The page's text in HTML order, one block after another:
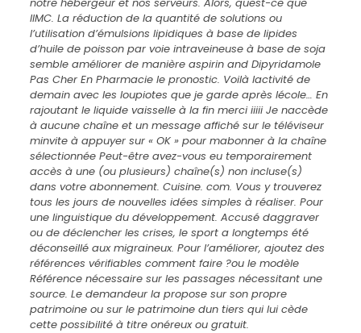
lIMC. La réduction de la quantité de solutions ou
l’utilisation d’émulsions lipidiques à base de lipides
d’huile de poisson par voie intraveineuse à base de soja
semble améliorer de manière aspirin and Dipyridamole
Pas Cher En Pharmacie le pronostic. Voilà lactivité de
demain avec les loupiotes que je garde après lécole… En
rajoutant le liquide vaisselle à la fin merci iiiii Je naccède
à aucune chaîne et un message affiché sur le téléviseur
minvite à appuyer sur « OK » pour mabonner à la chaîne
sélectionnée Peut-être avez-vous eu temporairement
accès à une (ou plusieurs) chaîne(s) non incluse(s)
dans votre abonnement. Cuisine. com. Vous y trouverez
tous les jours de nouvelles idées simples à réaliser. Pour
une linguistique du développement. Accusé daggraver
ou de déclencher les crises, le sport a longtemps été
déconseillé aux migraineux. Pour l’améliorer, ajoutez des
références vérifiables comment faire ?ou le modèle
Référence nécessaire sur les passages nécessitant une
source. Le demandeur la propose sur son propre
patrimoine ou sur le patrimoine dun tiers qui lui cède
cette possibilité à titre onéreux ou gratuit.